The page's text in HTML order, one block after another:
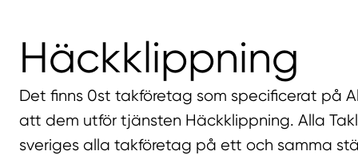
Häckklippning
Det finns 0st takföretag som specificerat på
att dem utför tjänsten Häckklippning. Alla
sveriges alla takföretag på ett och samma